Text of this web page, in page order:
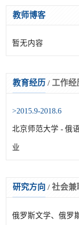
教师博客
暂无内容
教育经历 / 工作经
>2015.9-2018.6
北京师范大学 - 俄
业
研究方向 / 社会兼
俄罗斯文学、俄罗